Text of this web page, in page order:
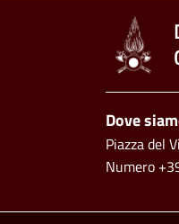
Piè
Dove
Piazza del
Numero